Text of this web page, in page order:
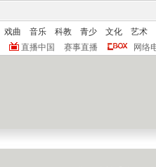
戏曲 音乐 科教 青少 文化
艺术
直播中国 赛事直播 网络